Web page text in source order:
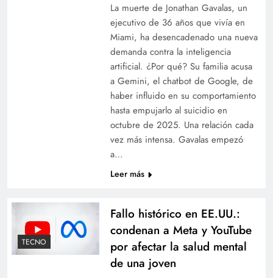
La muerte de Jonathan Gavalas, un
ejecutivo de 36 años que vivía en
Miami, ha desencadenado una nueva
demanda contra la inteligencia
artificial. ¿Por qué? Su familia acusa
a Gemini, el chatbot de Google, de
haber influido en su comportamiento
hasta empujarlo al suicidio en
octubre de 2025. Una relación cada
vez más intensa. Gavalas empezó
a…
Leer más
TECNO
Fallo histórico en EE.UU.:
condenan a Meta y YouTube
por afectar la salud mental
de una joven